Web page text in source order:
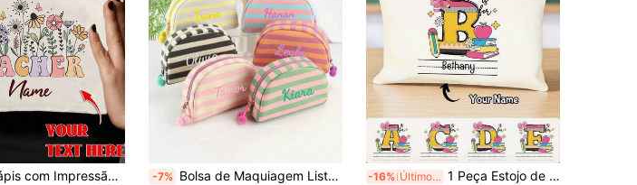
Estojo de Lápis com Impressão Personalizada de Professor - Bolsa Versátil de Canvas para Maquiagem e Viagem com Zíper, Design Leve e Dobrável, Bolsa de Maquiagem e Organizador de Artigos de Toalete de Viagem, Presente Perfeito de Volta às Aulas para Professores, Design Chique -7% Bolsa de Maquiagem Listrada Bordada Personalizada, Bolsa de Armazenamento de Cosméticos com Nome Personalizado, Bolsa Organizadora de Artigos de Toalete de Viagem em Lona Colorida, Meninas, Madrinhas de Casamento, Aniversário, Presentes de Feriado, Bolsa de Itens Essenciais Diários, Decorativa, Moderna, Colorida, Fofa, Casual -16% Últimos 3 dias 1 Peça Estojo de Lápis de Lona com Nome Inicial Personalizado, Bolsa com Zíper de Suprimentos Escolares com 26 Letras Personalizadas, Bolsa de Papelaria Fofa para Professores, Organizador Portátil Presente de Volta às Aulas para Crianças e Estudantes, Bolsa de Armazenamento de Maquiagem Portátil para Sala de Aula, Escritório e Viagem